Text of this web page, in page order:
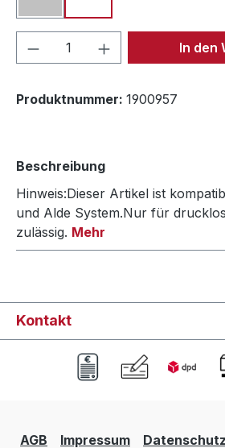
Produkt Anzahl: GibIn den
Produktnummer: 1900957
Beschreibung
Hinweis:Dieser Artikel ist
und Alde System.Nur für
zulässig. Mehr
Kontakt
AGB Impressum Datenschutz